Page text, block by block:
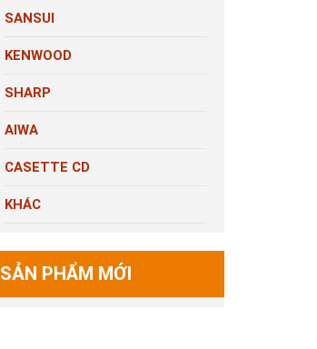
SANSUI
KENWOOD
SHARP
AIWA
CASETTE CD
KHÁC
SẢN PHẨM MỚI